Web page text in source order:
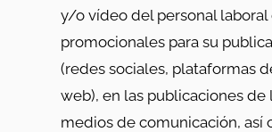
y/o vídeo del personal laboral
promocionales para su
(redes sociales, plataformas
web), en las publicaciones
medios de comunicación, así